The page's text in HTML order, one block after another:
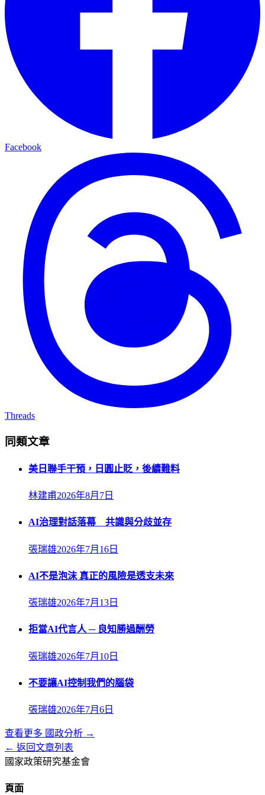
Facebook
Threads
同類文章
美日聯手干預，日圓止貶，後續難料
林建甫2026年8月7日
AI治理對話落幕 共識與分歧並存
張瑞雄2026年7月16日
AI不是泡沫 真正的風險是透支未來
張瑞雄2026年7月13日
拒當AI代言人 ─ 良知勝過酬勞
張瑞雄2026年7月10日
不要讓AI控制我們的腦袋
張瑞雄2026年7月6日
查看更多 國政分析 →
← 返回文章列表
國家政策研究基金會
頁面